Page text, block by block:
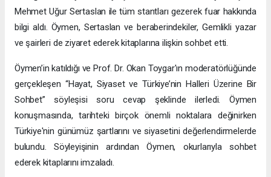
Mehmet Uğur Sertaslan ile tüm stantları gezerek fuar hakkında
bilgi aldı. Öymen, Sertaslan ve beraberindekiler, Gemlikli yazar
ve şairleri de ziyaret ederek kitaplarına ilişkin sohbet etti.
Öymen’in katıldığı ve Prof. Dr. Okan Toygar'ın moderatörlüğünde
gerçekleşen “Hayat, Siyaset ve Türkiye’nin Halleri Üzerine Bir
Sohbet” söyleşisi soru cevap şeklinde ilerledi. Öymen
konuşmasında, tarihteki birçok önemli noktalara değinirken
Türkiye'nin günümüz şartlarını ve siyasetini değerlendirmelerde
bulundu. Söyleyişinin ardından Öymen, okurlarıyla sohbet
ederek kitaplarını imzaladı.